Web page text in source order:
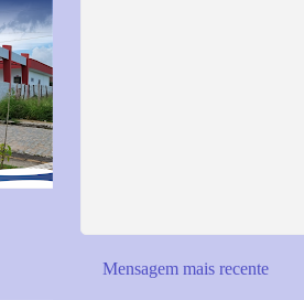
Mensagem mais recente